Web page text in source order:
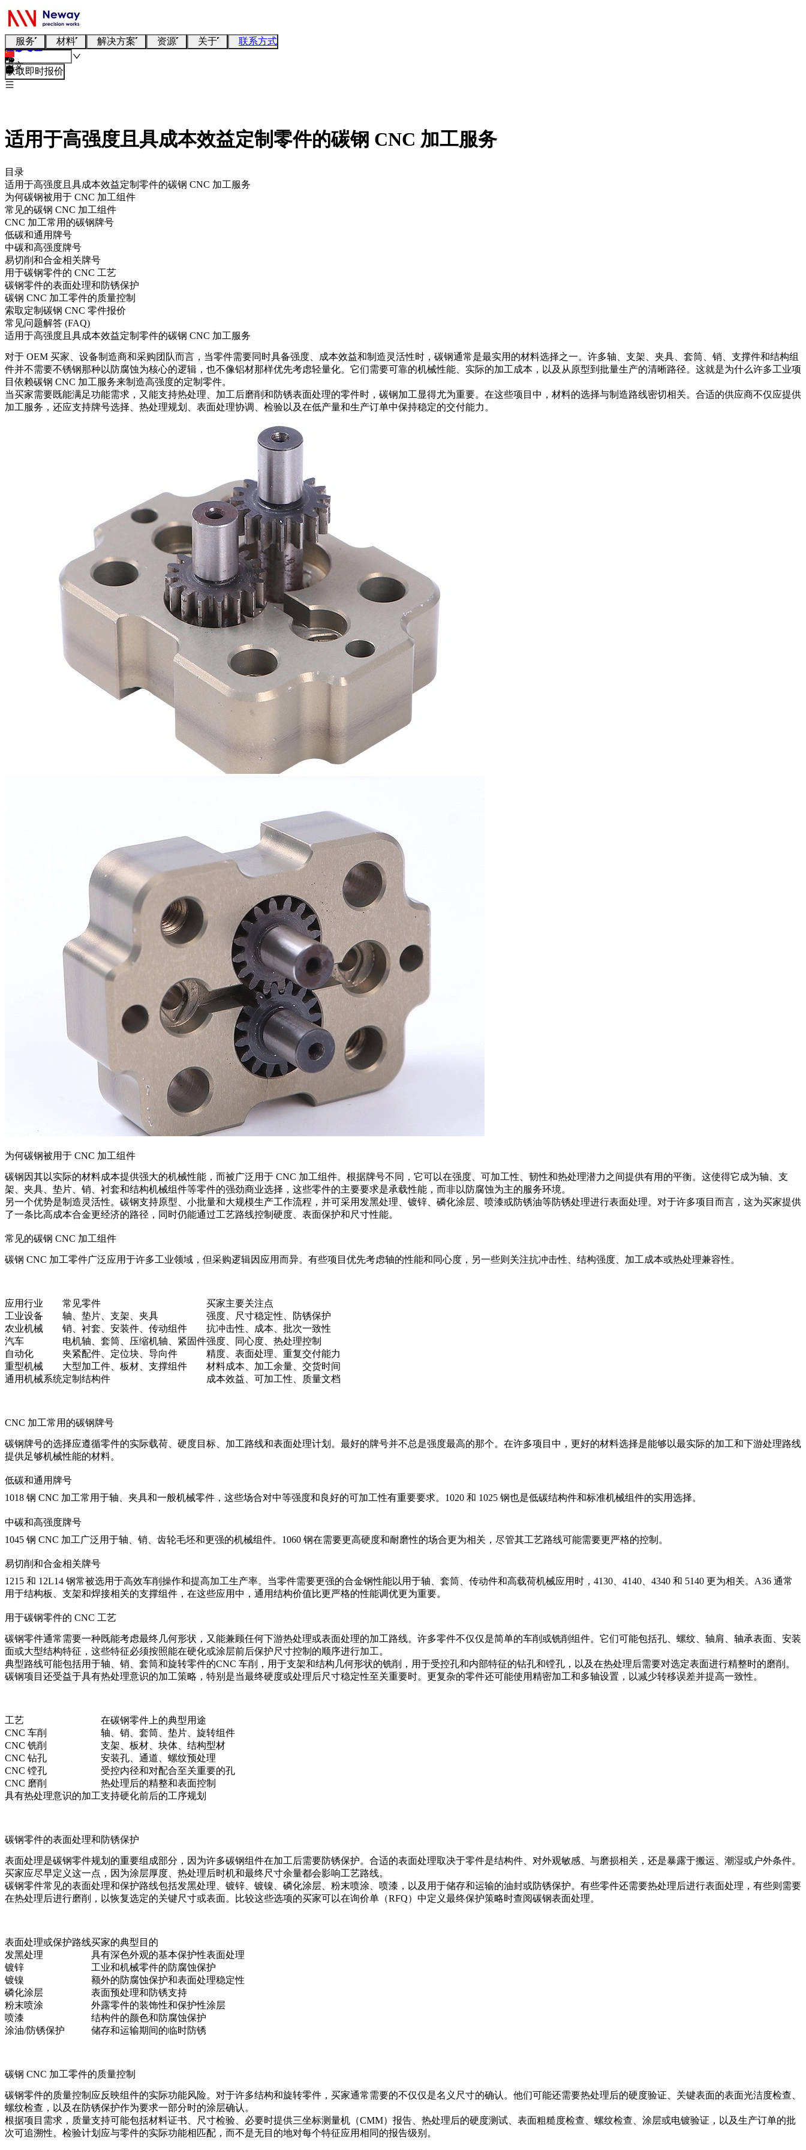
服务 材料 解决方案 资源 关于 联系方式
中文
获取即时报价
适用于高强度且具成本效益定制零件的碳钢 CNC 加工服务
目录
适用于高强度且具成本效益定制零件的碳钢 CNC 加工服务
为何碳钢被用于 CNC 加工组件
常见的碳钢 CNC 加工组件
CNC 加工常用的碳钢牌号
低碳和通用牌号
中碳和高强度牌号
易切削和合金相关牌号
用于碳钢零件的 CNC 工艺
碳钢零件的表面处理和防锈保护
碳钢 CNC 加工零件的质量控制
索取定制碳钢 CNC 零件报价
常见问题解答 (FAQ)
适用于高强度且具成本效益定制零件的碳钢 CNC 加工服务
对于 OEM 买家、设备制造商和采购团队而言，当零件需要同时具备强度、成本效益和制造灵活性时，碳钢通常是最实用的材料选择之一。许多轴、支架、夹具、套筒、销、支撑件和结构组
件并不需要不锈钢那种以防腐蚀为核心的逻辑，也不像铝材那样优先考虑轻量化。它们需要可靠的机械性能、实际的加工成本，以及从原型到批量生产的清晰路径。这就是为什么许多工业项
目依赖碳钢 CNC 加工服务来制造高强度的定制零件。
当买家需要既能满足功能需求，又能支持热处理、加工后磨削和防锈表面处理的零件时，碳钢加工显得尤为重要。在这些项目中，材料的选择与制造路线密切相关。合适的供应商不仅应提供
加工服务，还应支持牌号选择、热处理规划、表面处理协调、检验以及在低产量和生产订单中保持稳定的交付能力。
为何碳钢被用于 CNC 加工组件
碳钢因其以实际的材料成本提供强大的机械性能，而被广泛用于 CNC 加工组件。根据牌号不同，它可以在强度、可加工性、韧性和热处理潜力之间提供有用的平衡。这使得它成为轴、支
架、夹具、垫片、销、衬套和结构机械组件等零件的强劲商业选择，这些零件的主要要求是承载性能，而非以防腐蚀为主的服务环境。
另一个优势是制造灵活性。碳钢支持原型、小批量和大规模生产工作流程，并可采用发黑处理、镀锌、磷化涂层、喷漆或防锈油等防锈处理进行表面处理。对于许多项目而言，这为买家提供
了一条比高成本合金更经济的路径，同时仍能通过工艺路线控制硬度、表面保护和尺寸性能。
常见的碳钢 CNC 加工组件
碳钢 CNC 加工零件广泛应用于许多工业领域，但采购逻辑因应用而异。有些项目优先考虑轴的性能和同心度，另一些则关注抗冲击性、结构强度、加工成本或热处理兼容性。
应用行业 常见零件
买家主要关注点
工业设备
轴、垫片、支架、夹具
强度、尺寸稳定性、防锈保护
农业机械
销、衬套、安装件、传动组件
抗冲击性、成本、批次一致性
汽车
电机轴、套筒、压缩机轴、紧固件强度、同心度、热处理控制
自动化
夹紧配件、定位块、导向件
精度、表面处理、重复交付能力
重型机械
大型加工件、板材、支撑组件
材料成本、加工余量、交货时间
通用机械系统定制结构件 成本效益、可加工性、质量文档
CNC 加工常用的碳钢牌号
碳钢牌号的选择应遵循零件的实际载荷、硬度目标、加工路线和表面处理计划。最好的牌号并不总是强度最高的那个。在许多项目中，更好的材料选择是能够以最实际的加工和下游处理路线
提供足够机械性能的材料。
低碳和通用牌号
1018 钢 CNC 加工常用于轴、夹具和一般机械零件，这些场合对中等强度和良好的可加工性有重要要求。1020 和 1025 钢也是低碳结构件和标准机械组件的实用选择。
中碳和高强度牌号
1045 钢 CNC 加工广泛用于轴、销、齿轮毛坯和更强的机械组件。1060 钢在需要更高硬度和耐磨性的场合更为相关，尽管其工艺路线可能需要更严格的控制。
易切削和合金相关牌号
1215 和 12L14 钢常被选用于高效车削操作和提高加工生产率。当零件需要更强的合金钢性能以用于轴、套筒、传动件和高载荷机械应用时，4130、4140、4340 和 5140 更为相关。A36 通常
用于结构板、支架和焊接相关的支撑组件，在这些应用中，通用结构价值比更严格的性能调优更为重要。
用于碳钢零件的 CNC 工艺
碳钢零件通常需要一种既能考虑最终几何形状，又能兼顾任何下游热处理或表面处理的加工路线。许多零件不仅仅是简单的车削或铣削组件。它们可能包括孔、螺纹、轴肩、轴承表面、安装
面或大型结构特征，这些特征必须按照能在硬化或涂层前后保护尺寸控制的顺序进行加工。
典型路线可能包括用于轴、销、套筒和旋转零件的CNC 车削
，用于支架和结构几何形状的铣削，用于受控孔和内部特征的钻孔和镗孔，以及在热处理后需要对选定表面进行精整时的磨削。
碳钢项目还受益于具有热处理意识的加工策略，特别是当最终硬度或处理后尺寸稳定性至关重要时。更复杂的零件还可能使用精密加工和多轴设置，以减少转移误差并提高一致性。
工艺
在碳钢零件上的典型用途
CNC 车削
轴、销、套筒、垫片、旋转组件
CNC 铣削
支架、板材、块体、结构型材
CNC 钻孔
安装孔、通道、螺纹预处理
CNC 镗孔
受控内径和对配合至关重要的孔
CNC 磨削
热处理后的精整和表面控制
具有热处理意识的加工支持硬化前后的工序规划
碳钢零件的表面处理和防锈保护
表面处理是碳钢零件规划的重要组成部分，因为许多碳钢组件在加工后需要防锈保护。合适的表面处理取决于零件是结构件、对外观敏感、与磨损相关，还是暴露于搬运、潮湿或户外条件。
买家应尽早定义这一点，因为涂层厚度、热处理后时机和最终尺寸余量都会影响工艺路线。
碳钢零件常见的表面处理和保护路线包括发黑处理、镀锌、镀镍、磷化涂层、粉末喷涂、喷漆，以及用于储存和运输的油封或防锈保护。有些零件还需要热处理后进行表面处理，有些则需要
在热处理后进行磨削，以恢复选定的关键尺寸或表面。比较这些选项的买家可以在询价单（RFQ）中定义最终保护策略时查阅碳钢表面处理。
表面处理或保护路线买家的典型目的
发黑处理
具有深色外观的基本保护性表面处理
镀锌
工业和机械零件的防腐蚀保护
镀镍
额外的防腐蚀保护和表面处理稳定性
磷化涂层
表面预处理和防锈支持
粉末喷涂
外露零件的装饰性和保护性涂层
喷漆
结构件的颜色和防腐蚀保护
涂油/防锈保护
储存和运输期间的临时防锈
碳钢 CNC 加工零件的质量控制
碳钢零件的质量控制应反映组件的实际功能风险。对于许多结构和旋转零件，买家通常需要的不仅仅是名义尺寸的确认。他们可能还需要热处理后的硬度验证、关键表面的表面光洁度检查、
螺纹检查，以及在防锈保护作为要求一部分时的涂层确认。
根据项目需求，质量支持可能包括材料证书、尺寸检验、必要时提供三坐标测量机（CMM）报告、热处理后的硬度测试、表面粗糙度检查、螺纹检查、涂层或电镀验证，以及生产订单的批
次可追溯性。检验计划应与零件的实际功能相匹配，而不是无目的地对每个特征应用相同的报告级别。